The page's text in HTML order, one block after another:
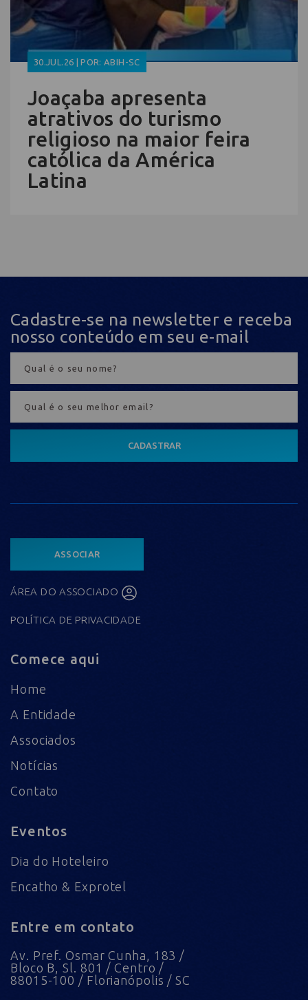
30.JUL.26 | POR: ABIH-SC
Joaçaba apresenta
atrativos do turismo
religioso na maior feira
católica da América
Latina
Cadastre-se na newsletter e receba
nosso conteúdo em seu e-mail
CADASTRAR
ASSOCIAR
ÁREA DO ASSOCIADO
POLÍTICA DE PRIVACIDADE
Comece aqui
Home
A Entidade
Associados
Notícias
Contato
Eventos
Dia do Hoteleiro
Encatho & Exprotel
Entre em contato
Av. Pref. Osmar Cunha, 183 /
Bloco B, Sl. 801 / Centro /
88015-100 / Florianópolis / SC